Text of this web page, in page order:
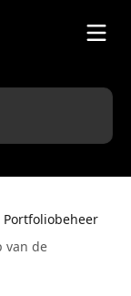
Portfoliobeheer
van de